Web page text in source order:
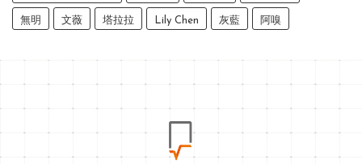
無明 文薇 塔拉拉 Lily Chen 灰藍 阿嗅